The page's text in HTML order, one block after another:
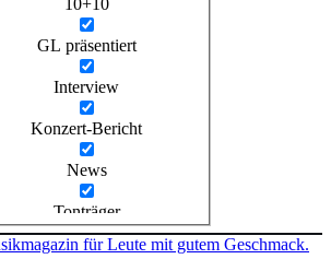
GL präsentiert
Interview
Konzert-Bericht
News
Tonträger
für Leute mit gutem Geschmack.